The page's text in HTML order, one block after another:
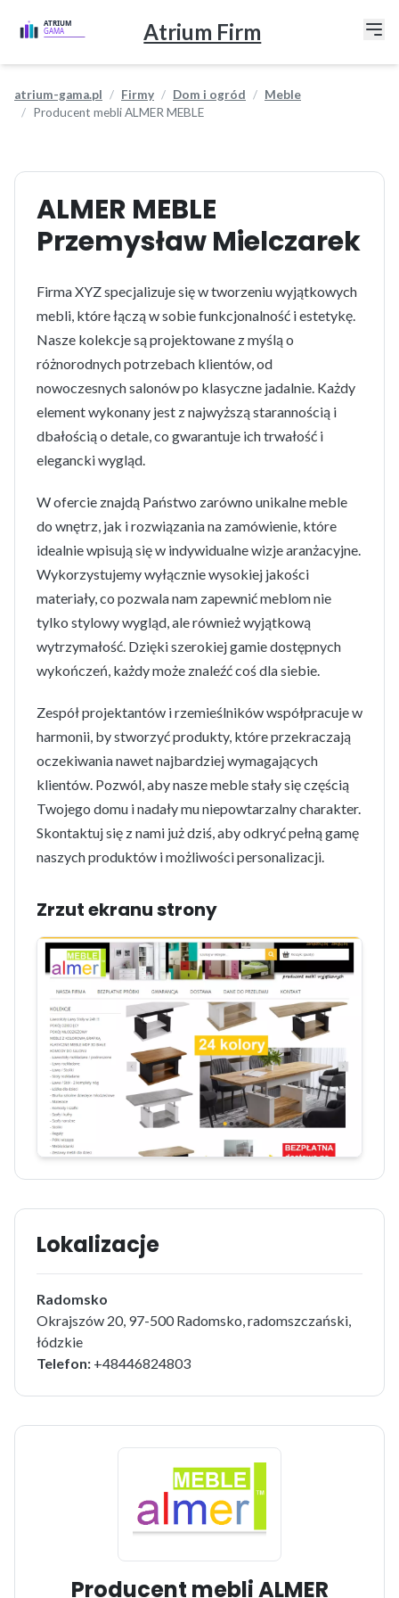
Atrium Firm
atrium-gama.pl Firmy Dom i ogród
Meble
Producent mebli ALMER MEBLE
ALMER MEBLE
Przemysław Mielczarek
Firma XYZ specjalizuje się w tworzeniu wyjątkowych
mebli, które łączą w sobie funkcjonalność i estetykę.
Nasze kolekcje są projektowane z myślą o
różnorodnych potrzebach klientów, od
nowoczesnych salonów po klasyczne jadalnie. Każdy
element wykonany jest z najwyższą starannością i
dbałością o detale, co gwarantuje ich trwałość i
elegancki wygląd.
W ofercie znajdą Państwo zarówno unikalne meble
do wnętrz, jak i rozwiązania na zamówienie, które
idealnie wpisują się w indywidualne wizje aranżacyjne.
Wykorzystujemy wyłącznie wysokiej jakości
materiały, co pozwala nam zapewnić meblom nie
tylko stylowy wygląd, ale również wyjątkową
wytrzymałość. Dzięki szerokiej gamie dostępnych
wykończeń, każdy może znaleźć coś dla siebie.
Zespół projektantów i rzemieślników współpracuje w
harmonii, by stworzyć produkty, które przekraczają
oczekiwania nawet najbardziej wymagających
klientów. Pozwól, aby nasze meble stały się częścią
Twojego domu i nadały mu niepowtarzalny charakter.
Skontaktuj się z nami już dziś, aby odkryć pełną gamę
naszych produktów i możliwości personalizacji.
Zrzut ekranu strony
Lokalizacje
Radomsko
Okrajszów 20, 97-500 Radomsko, radomszczański,
łódzkie
Telefon: +48446824803
Producent mebli ALMER